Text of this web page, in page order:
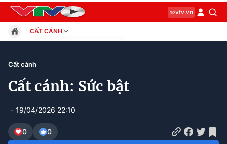
vtv.vn
CẤT CÁNH
Xã hội
Thế giới
Giải trí
Sức khỏe
Cất cánh
Cất cánh: Sức bật
- 19/04/2026 22:10
0
0